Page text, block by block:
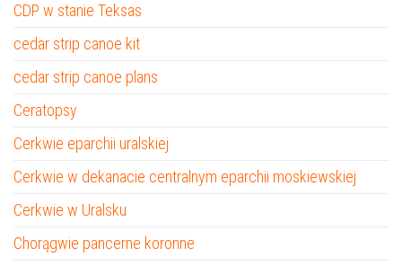
CDP w stanie Teksas
cedar strip canoe kit
cedar strip canoe plans
Ceratopsy
Cerkwie eparchii uralskiej
Cerkwie w dekanacie centralnym eparchii moskiewskiej
Cerkwie w Uralsku
Chorągwie pancerne koronne